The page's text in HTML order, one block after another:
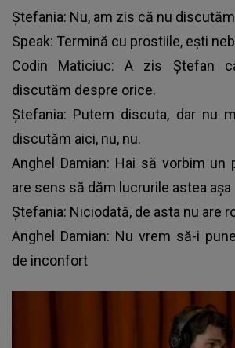
Ștefania: Nu, am zis că nu
Speak: Termină cu prostiile, ești
Codin Maticiuc: A zis Ștefan
discutăm despre orice.
Ștefania: Putem discuta, dar nu
discutăm aici, nu, nu.
Anghel Damian: Hai să vorbim un
are sens să dăm lucrurile astea așa
Ștefania: Niciodată, de asta nu are
Anghel Damian: Nu vrem să-i
de inconfort